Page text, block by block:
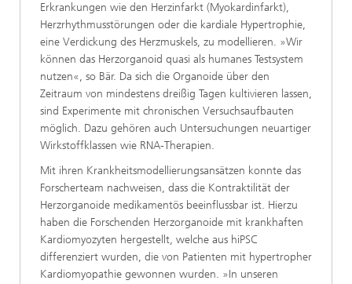
Erkrankungen wie den Herzinfarkt (Myokardinfarkt),
Herzrhythmusstörungen oder die kardiale Hypertrophie,
eine Verdickung des Herzmuskels, zu modellieren. »Wir
können das Herzorganoid quasi als humanes Testsystem
nutzen«, so Bär. Da sich die Organoide über den
Zeitraum von mindestens dreißig Tagen kultivieren lassen,
sind Experimente mit chronischen Versuchsaufbauten
möglich. Dazu gehören auch Untersuchungen neuartiger
Wirkstoffklassen wie RNA-Therapien.
Mit ihren Krankheitsmodellierungsansätzen konnte das
Forscherteam nachweisen, dass die Kontraktilität der
Herzorganoide medikamentös beeinflussbar ist. Hierzu
haben die Forschenden Herzorganoide mit krankhaften
Kardiomyozyten hergestellt, welche aus hiPSC
differenziert wurden, die von Patienten mit hypertropher
Kardiomyopathie gewonnen wurden. »In unseren